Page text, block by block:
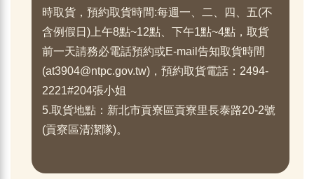
時取貨，預約取貨時間:每週一、二、四、五(不
含例假日)上午8點~12點、下午1點~4點，取貨
前一天請務必電話預約或E-mail告知取貨時間
(at3904@ntpc.gov.tw)，預約取貨電話：2494-
2221#204張小姐
5.取貨地點：新北市貢寮區貢寮里長泰路20-2號
(貢寮區清潔隊)。